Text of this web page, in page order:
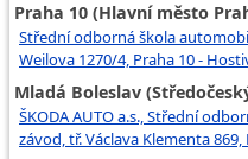
Praha 10 (Hlavní město
Střední odborná škola
Weilova 1270/4, Praha 10 -
Mladá Boleslav
ŠKODA AUTO a.s., Střední
závod, tř. Václava Klementa